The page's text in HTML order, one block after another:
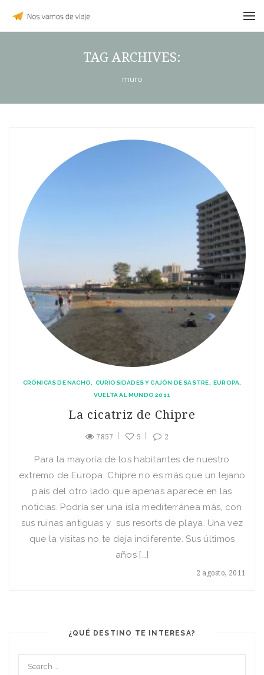
TAG ARCHIVES:
muro
CRÓNICAS DE NACHO CURIOSIDADES Y CAJÓN DE SASTRE
EUROPA
VUELTA AL MUNDO 2011
La cicatriz de Chipre
7857 5 2
2 agosto, 2011
Para la mayoría de los habitantes de nuestro
extremo de Europa, Chipre no es más que un lejano
país del otro lado que apenas aparece en las
noticias. Podría ser una isla mediterránea más, con
sus ruinas antiguas y sus resorts de playa. Una vez
que la visitas no te deja indiferente. Sus últimos
años […]
¿QUÉ DESTINO TE INTERESA?